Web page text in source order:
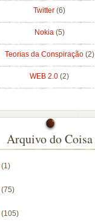
Twitter (6)
Nokia (5)
Teorias da Conspiração (2)
WEB 2.0 (2)
Arquivo do Coisa
(1)
(75)
(105)